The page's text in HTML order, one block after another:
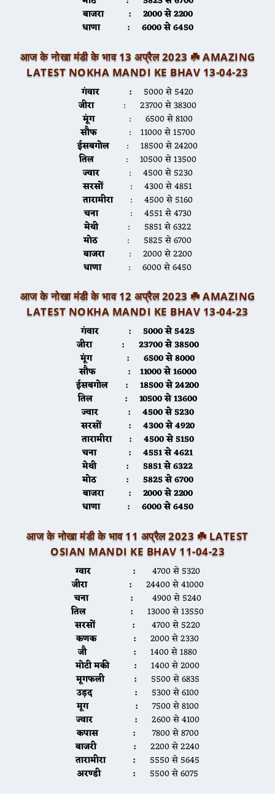
बाजरा: 2000 से 2200
धाणा: 6000 से 6450
आज के नोखा मंडी के भाव 13 अप्रैल 2023 ☘️AMAZING
LATEST NOKHA MANDI KE BHAV 13-04-23
गंवार :
5000 से 5420
जीरा: 23700 से 38300
मूंग: 6500 से 8100
सौफ: 11000 से 15700
ईसबगोल: 18500 से 24200
तिल: 10500 से 13500
ज्वार: 4500 से 5230
सरसों: 4300 से 4851
तारामीरा: 4500 से 5160
चना: 4551 से 4730
मेथी: 5851 से 6322
मोठ
: 5825 से 6700
बाजरा: 2000 से 2200
धाणा: 6000 से 6450
आज के नोखा मंडी के भाव 12 अप्रैल 2023 ☘️AMAZING
LATEST NOKHA MANDI KE BHAV 13-04-23
गंवार :
5000 से 5425
जीरा: 23700 से 38500
मूंग: 6500 से 8000
सौफ: 11000 से 16000
ईसबगोल: 18500 से 24200
तिल: 10500 से 13600
ज्वार: 4500 से 5230
सरसों: 4300 से 4920
तारामीरा: 4500 से 5150
चना: 4551 से 4621
मेथी: 5851 से 6322
मोठ
: 5825 से 6700
बाजरा: 2000 से 2200
धाणा: 6000 से 6450
आज के नोखा मंडी के भाव 11 अप्रैल 2023 ☘️ LATEST
OSIAN MANDI KE BHAV 11-04-23
ग्वार :
4700 से 5320
जीरा :
24400 से 41000
चना : 4900 से 5240
तिल :
13000 से 13550
सरसों :
4700 से 5220
कणक :
2000 से 2330
जौ :
1400 से 1880
मोटी मकी :
1400 से 2000
मूगफली :
5500 से 6835
उड़द :
5300 से 6100
मूग :
7500 से 8100
ज्वार :
2600 से 4100
कपास :
7800 से 8700
बाजरी :
2200 से 2240
तारामीरा :
5550 से 5645
अरण्डी : 5500 से 6075